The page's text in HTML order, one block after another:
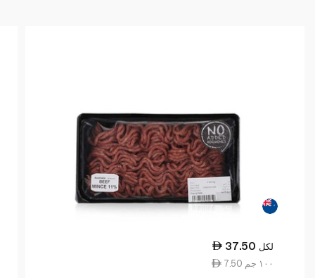
37.50 لكل
7.50 ١٠٠ جم